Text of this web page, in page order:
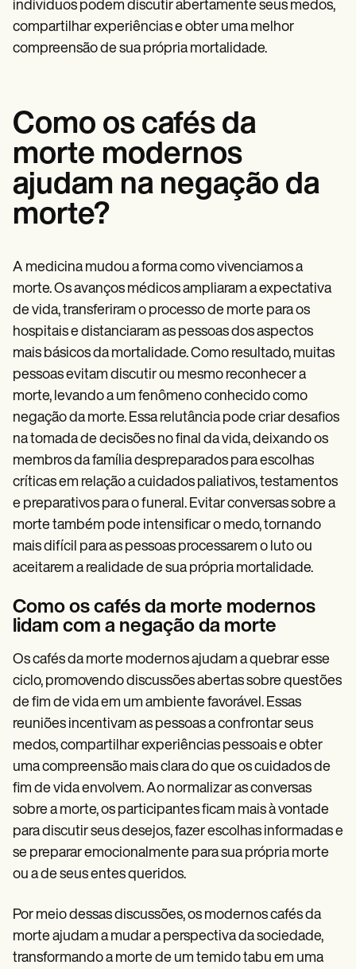
indivíduos podem discutir abertamente seus medos,
compartilhar experiências e obter uma melhor
compreensão de sua própria mortalidade.
Como os cafés da
morte modernos
ajudam na negação da
morte?
A medicina mudou a forma como vivenciamos a
morte. Os avanços médicos ampliaram a expectativa
de vida, transferiram o processo de morte para os
hospitais e distanciaram as pessoas dos aspectos
mais básicos da mortalidade. Como resultado, muitas
pessoas evitam discutir ou mesmo reconhecer a
morte, levando a um fenômeno conhecido como
negação da morte. Essa relutância pode criar desafios
na tomada de decisões no final da vida, deixando os
membros da família despreparados para escolhas
críticas em relação a cuidados paliativos, testamentos
e preparativos para o funeral. Evitar conversas sobre a
morte também pode intensificar o medo, tornando
mais difícil para as pessoas processarem o luto ou
aceitarem a realidade de sua própria mortalidade.
Como os cafés da morte modernos
lidam com a negação da morte
Os cafés da morte modernos ajudam a quebrar esse
ciclo, promovendo discussões abertas sobre questões
de fim de vida em um ambiente favorável. Essas
reuniões incentivam as pessoas a confrontar seus
medos, compartilhar experiências pessoais e obter
uma compreensão mais clara do que os cuidados de
fim de vida envolvem. Ao normalizar as conversas
sobre a morte, os participantes ficam mais à vontade
para discutir seus desejos, fazer escolhas informadas e
se preparar emocionalmente para sua própria morte
ou a de seus entes queridos.
Por meio dessas discussões, os modernos cafés da
morte ajudam a mudar a perspectiva da sociedade,
transformando a morte de um temido tabu em uma